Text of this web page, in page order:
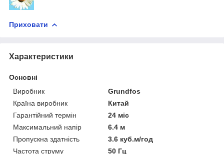
Приховати
Характеристики
Основні
Виробник
Grundfos
Країна виробник
Китай
Гарантійний термін
24 міс
Максимальний напір
6.4 м
Пропускна здатність
3.6 куб.м/год
Частота струму
50 Гц